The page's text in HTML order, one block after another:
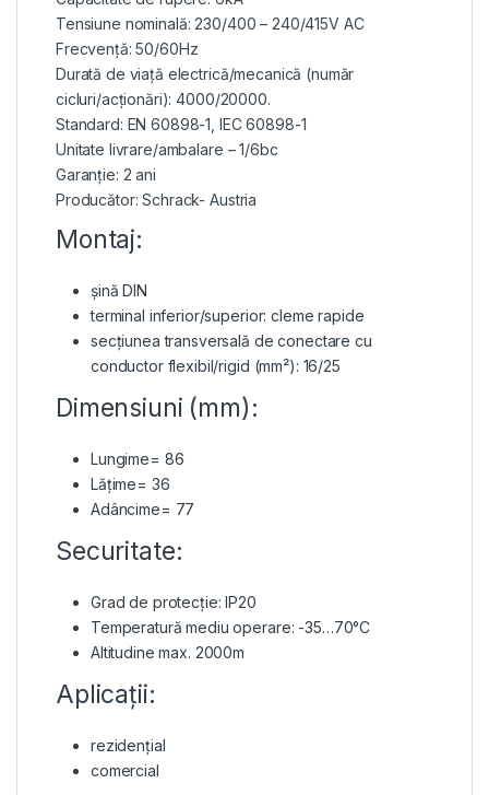
Tensiune nominală: 230/400 – 240/415V AC
Frecvență: 50/60Hz
Durată de viață electrică/mecanică (număr
cicluri/acționări): 4000/20000.
Standard: EN 60898-1, IEC 60898-1
Unitate livrare/ambalare – 1/6bc
Garanție: 2 ani
Producător: Schrack- Austria
Montaj:
șină DIN
terminal inferior/superior: cleme rapide
secțiunea transversală de conectare cu
conductor flexibil/rigid (mm²): 16/25
Dimensiuni (mm):
Lungime= 86
Lățime= 36
Adâncime= 77
Securitate:
Grad de protecție: IP20
Temperatură mediu operare: -35…70°C
Altitudine max. 2000m
Aplicații:
rezidențial
comercial